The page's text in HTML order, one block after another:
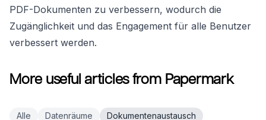
PDF-Dokumenten zu verbessern, wodurch die
Zugänglichkeit und das Engagement für alle Benutzer
verbessert werden.
More useful articles from Papermark
Alle Datenräume
Dokumentenaustausch